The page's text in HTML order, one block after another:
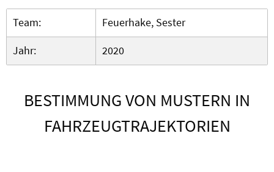
Team:
Feuerhake, Sester
Jahr:
2020
BESTIMMUNG VON MUSTERN IN
FAHRZEUGTRAJEKTORIEN